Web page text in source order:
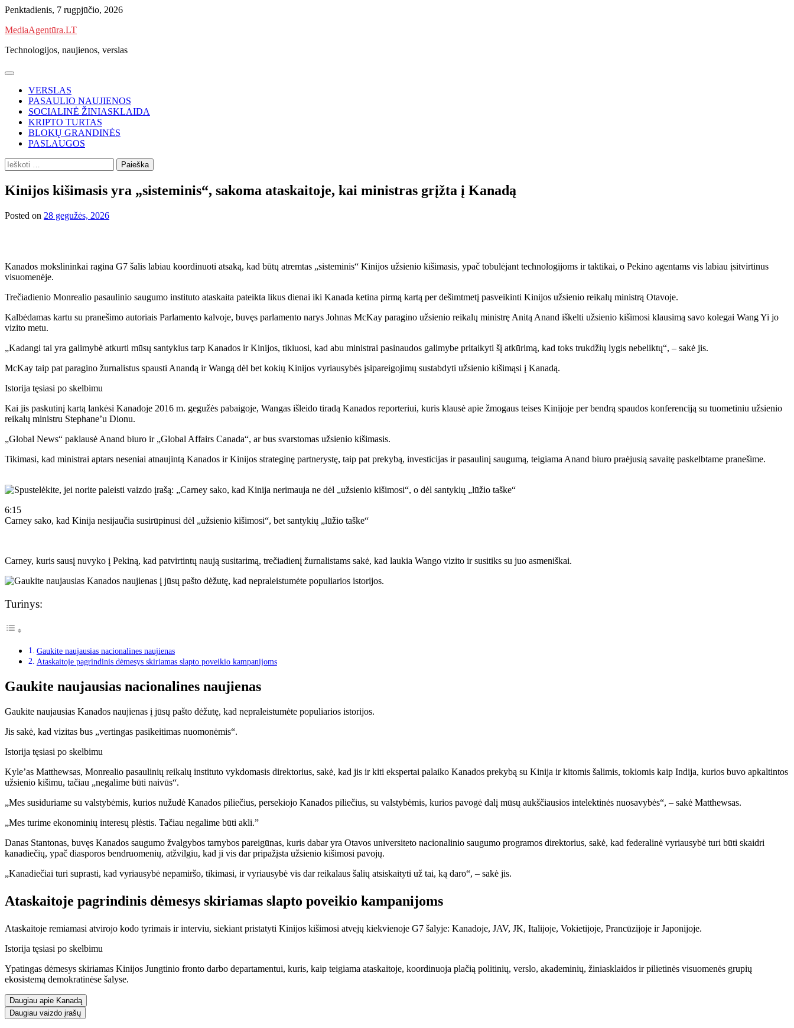
Skip
content
Penktadienis, 7 rugpjūčio, 2026
MediaAgentūra.LT
Technologijos, naujienos, verslas
VERSLAS
PASAULIO NAUJIENOS
SOCIALINĖ ŽINIASKLAIDA
KRIPTO TURTAS
BLOKŲ GRANDINĖS
PASLAUGOS
Ieškoti:
Kinijos kišimasis yra „sisteminis“, sakoma ataskaitoje, kai ministras grįžta į Kanadą
Posted on 28 gegužės, 2026
Kanados mokslininkai ragina G7 šalis labiau koordinuoti atsaką, kad būtų atremtas „sisteminis“ Kinijos užsienio kišimasis, ypač tobulėjant technologijoms ir taktikai, o Pekino agentams vis labiau įsitvirtinus
visuomenėje.
Trečiadienio Monrealio pasaulinio saugumo instituto ataskaita pateikta likus dienai iki Kanada ketina pirmą kartą per dešimtmetį pasveikinti Kinijos užsienio reikalų ministrą Otavoje.
Kalbėdamas kartu su pranešimo autoriais Parlamento kalvoje, buvęs parlamento narys Johnas McKay paragino užsienio reikalų ministrę Anitą Anand iškelti užsienio kišimosi klausimą savo kolegai Wang Yi jo
vizito metu.
„Kadangi tai yra galimybė atkurti mūsų santykius tarp Kanados ir Kinijos, tikiuosi, kad abu ministrai pasinaudos galimybe pritaikyti šį atkūrimą, kad toks trukdžių lygis nebeliktų“, – sakė jis.
McKay taip pat paragino žurnalistus spausti Anandą ir Wangą dėl bet kokių Kinijos vyriausybės įsipareigojimų sustabdyti užsienio kišimąsi į Kanadą.
Istorija tęsiasi po skelbimu
Kai jis paskutinį kartą lankėsi Kanadoje 2016 m. gegužės pabaigoje, Wangas išleido tiradą Kanados reporteriui, kuris klausė apie žmogaus teises Kinijoje per bendrą spaudos konferenciją su tuometiniu užsienio
reikalų ministru Stephane’u Dionu.
„Global News“ paklausė Anand biuro ir „Global Affairs Canada“, ar bus svarstomas užsienio kišimasis.
Tikimasi, kad ministrai aptars neseniai atnaujintą Kanados ir Kinijos strateginę partnerystę, taip pat prekybą, investicijas ir pasaulinį saugumą, teigiama Anand biuro praėjusią savaitę paskelbtame pranešime.
6:15
Carney sako, kad Kinija nesijaučia susirūpinusi dėl „užsienio kišimosi“, bet santykių „lūžio taške“
Carney, kuris sausį nuvyko į Pekiną, kad patvirtintų naują susitarimą, trečiadienį žurnalistams sakė, kad laukia Wango vizito ir susitiks su juo asmeniškai.
Turinys:
Gaukite naujausias nacionalines naujienas
Ataskaitoje pagrindinis dėmesys skiriamas slapto poveikio kampanijoms
Gaukite naujausias nacionalines naujienas
Gaukite naujausias Kanados naujienas į jūsų pašto dėžutę, kad nepraleistumėte populiarios istorijos.
Jis sakė, kad vizitas bus „vertingas pasikeitimas nuomonėmis“.
Istorija tęsiasi po skelbimu
Kyle’as Matthewsas, Monrealio pasaulinių reikalų instituto vykdomasis direktorius, sakė, kad jis ir kiti ekspertai palaiko Kanados prekybą su Kinija ir kitomis šalimis, tokiomis kaip Indija, kurios buvo apkaltintos
užsienio kišimu, tačiau „negalime būti naivūs“.
„Mes susiduriame su valstybėmis, kurios nužudė Kanados piliečius, persekiojo Kanados piliečius, su valstybėmis, kurios pavogė dalį mūsų aukščiausios intelektinės nuosavybės“, – sakė Matthewsas.
„Mes turime ekonominių interesų plėstis. Tačiau negalime būti akli.”
Danas Stantonas, buvęs Kanados saugumo žvalgybos tarnybos pareigūnas, kuris dabar yra Otavos universiteto nacionalinio saugumo programos direktorius, sakė, kad federalinė vyriausybė turi būti skaidri
kanadiečių, ypač diasporos bendruomenių, atžvilgiu, kad ji vis dar pripažįsta užsienio kišimosi pavojų.
„Kanadiečiai turi suprasti, kad vyriausybė nepamiršo, tikimasi, ir vyriausybė vis dar reikalaus šalių atsiskaityti už tai, ką daro“, – sakė jis.
Ataskaitoje pagrindinis dėmesys skiriamas slapto poveikio kampanijoms
Ataskaitoje remiamasi atvirojo kodo tyrimais ir interviu, siekiant pristatyti Kinijos kišimosi atvejų kiekvienoje G7 šalyje: Kanadoje, JAV, JK, Italijoje, Vokietijoje, Prancūzijoje ir Japonijoje.
Istorija tęsiasi po skelbimu
Ypatingas dėmesys skiriamas Kinijos Jungtinio fronto darbo departamentui, kuris, kaip teigiama ataskaitoje, koordinuoja plačią politinių, verslo, akademinių, žiniasklaidos ir pilietinės visuomenės grupių
ekosistemą demokratinėse šalyse.
Daugiau apie Kanadą
Daugiau vaizdo įrašų